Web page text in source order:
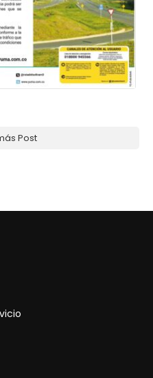
Post